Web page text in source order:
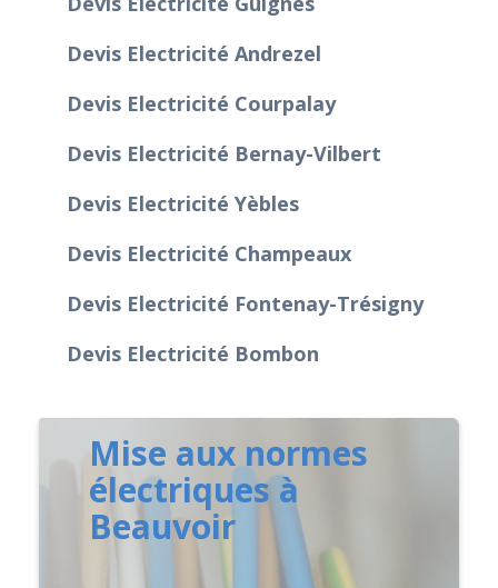
Devis Electricité Andrezel
Devis Electricité Courpalay
Devis Electricité Bernay-Vilbert
Devis Electricité Yèbles
Devis Electricité Champeaux
Devis Electricité Fontenay-Trésigny
Devis Electricité Bombon
Mise aux normes
électriques à
Beauvoir